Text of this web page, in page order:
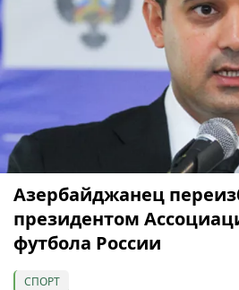
Азербайджанец
президентом
футбола России
СПОРТ